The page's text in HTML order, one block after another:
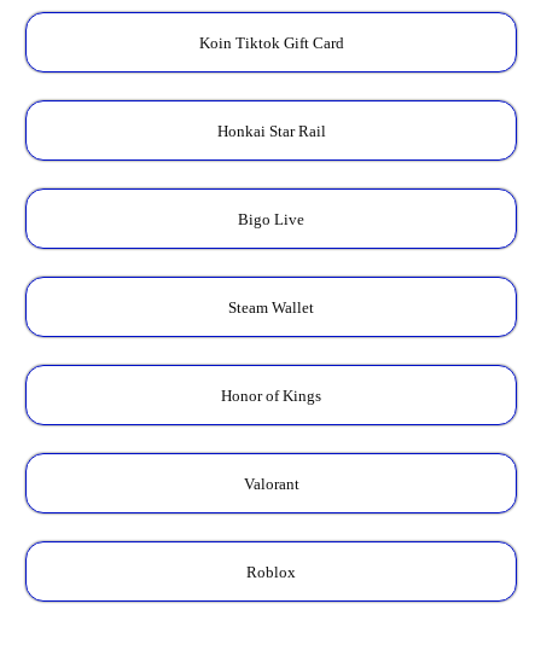
Koin Tiktok Gift Card
Honkai Star Rail
Bigo Live
Steam Wallet
Honor of Kings
Valorant
Roblox